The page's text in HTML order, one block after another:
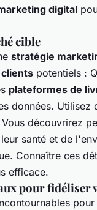
digital
cible
stratégie
clients potentiels :
plateformes de
données. Utilisez
découvrirez
santé et de
Connaître ces
efficace.
pour fidéliser